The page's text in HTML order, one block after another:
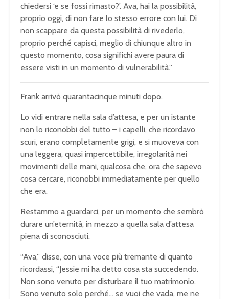
chiedersi ‘e se fossi rimasto?’. Ava, hai la possibilità,
proprio oggi, di non fare lo stesso errore con lui. Di
non scappare da questa possibilità di rivederlo,
proprio perché capisci, meglio di chiunque altro in
questo momento, cosa significhi avere paura di
essere visti in un momento di vulnerabilità.”
Frank arrivò quarantacinque minuti dopo.
Lo vidi entrare nella sala d’attesa, e per un istante
non lo riconobbi del tutto – i capelli, che ricordavo
scuri, erano completamente grigi, e si muoveva con
una leggera, quasi impercettibile, irregolarità nei
movimenti delle mani, qualcosa che, ora che sapevo
cosa cercare, riconobbi immediatamente per quello
che era.
Restammo a guardarci, per un momento che sembrò
durare un’eternità, in mezzo a quella sala d’attesa
piena di sconosciuti.
“Ava,” disse, con una voce più tremante di quanto
ricordassi, “Jessie mi ha detto cosa sta succedendo.
Non sono venuto per disturbare il tuo matrimonio.
Sono venuto solo perché… se vuoi che vada, me ne